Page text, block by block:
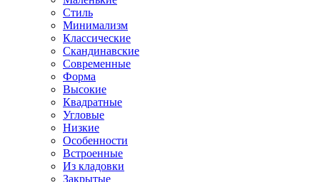
Стиль
Минимализм
Классические
Скандинавские
Современные
Форма
Высокие
Квадратные
Угловые
Низкие
Особенности
Встроенные
Из кладовки
Закрытые